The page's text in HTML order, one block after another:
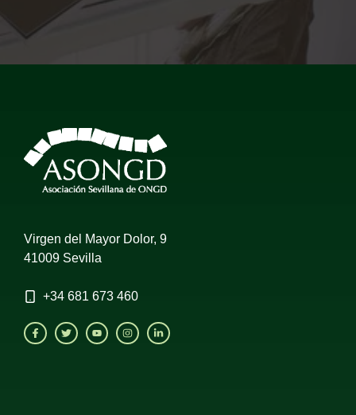
Virgen del Mayor Dolor, 9
41009 Sevilla
+34 681 673 460